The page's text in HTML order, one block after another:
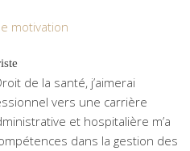
motivation
de la santé, j’aimerai
vers une carrière
et hospitalière m’a
dans la gestion des